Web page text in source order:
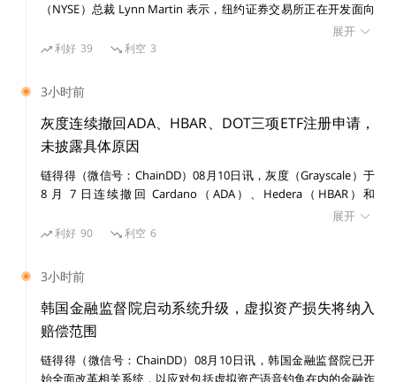
（NYSE）总裁 Lynn Martin 表示，纽约证券交易所正在开发面向
代币化证券的链上支付平台，并已于 7 月参与美国存托信托与清算
公司（DTC）的代币化试点项目。
展开
利好 39 利空 3
3小时前
灰度连续撤回ADA、HBAR、DOT三项ETF注册申请，
未披露具体原因
链得得（微信号：ChainDD）08月10日讯，灰度（Grayscale）于
8 月 7 日连续撤回 Cardano（ADA）、Hedera（HBAR）和
Polkadot（DOT）三项 ETF 注册申请，三份撤回文件提交时间间
隔约 190 秒。 三份撤回文件均表示，灰度不再计划推进相关 ETF
何证券，未发布初步招股说明书。此次撤回并非 SEC 拒绝相关 ETF
申请，文件未披露背后原因。 截至 8 月 8 日，灰度提交的
Bittensor、Aave、BNB、NEAR 和 Zcash 等山寨币 ETF 申请仍处
于初步阶段。此前，灰度 Avalanche Staking ETF 和 Hyperliquid
Staking ETF 注册声明已分别于今年 3 月和 6 月生效。但注册声明
生效本身并不代表产品已经开始交易。
展开
利好 90 利空 6
3小时前
韩国金融监督院启动系统升级，虚拟资产损失将纳入
赔偿范围
链得得（微信号：ChainDD）08月10日讯，韩国金融监督院已开
始全面改革相关系统，以应对包括虚拟资产语音钓鱼在内的金融诈